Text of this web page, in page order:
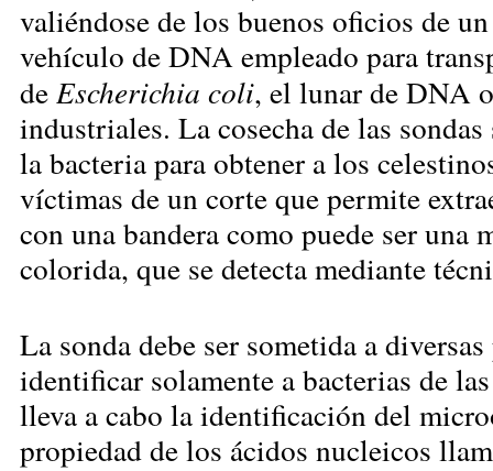
valiéndose de los buenos oficios de
vehículo de DNA empleado para
de Escherichia coli, el lunar de DNA
industriales. La cosecha de las
la bacteria para obtener a los
víctimas de un corte que permite
con una bandera como puede ser
colorida, que se detecta mediante
La sonda debe ser sometida a
identificar solamente a bacterias de
lleva a cabo la identificación del
propiedad de los ácidos nucleicos